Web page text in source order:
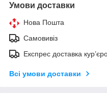
Умови доставки
Нова Пошта
Самовивіз
Експрес доставка
Всі умови доставки